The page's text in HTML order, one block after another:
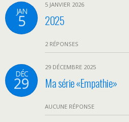
JAN
5
5 JANVIER 2026
2025
2 RÉPONSES
DÉC
29
29 DÉCEMBRE 2025
Ma série «Empathie»
AUCUNE RÉPONSE